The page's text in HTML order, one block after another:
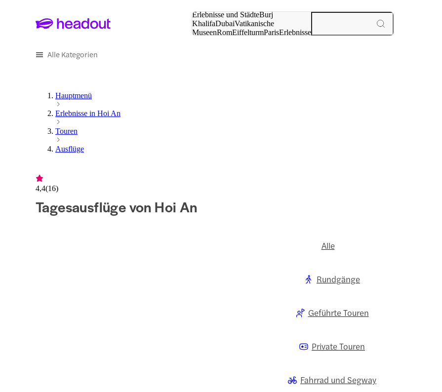
Erlebnisse und StädteBurj
KhalifaDubaiVatikanische
MuseenRomEiffelturmParisErlebnisse
Alle Kategorien
Hauptmenü
Erlebnisse in Hoi An
Touren
Ausflüge
4,4(16)
Tagesausflüge von Hoi An
Alle
Rundgänge
Geführte Touren
Private Touren
Fahrrad und Segway